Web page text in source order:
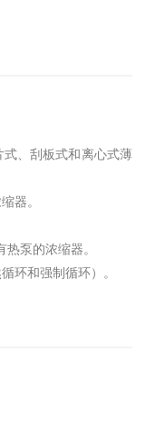
、刮板式和离心式薄
器。
泵的浓缩器。
环和强制循环）。